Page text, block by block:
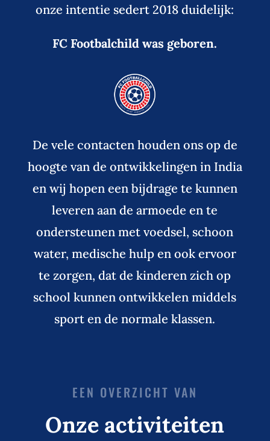
onze intentie sedert 2018 duidelijk:
FC Footbalchild was geboren.
De vele contacten houden ons op de
hoogte van de ontwikkelingen in India
en wij hopen een bijdrage te kunnen
leveren aan de armoede en te
ondersteunen met voedsel, schoon
water, medische hulp en ook ervoor
te zorgen, dat de kinderen zich op
school kunnen ontwikkelen middels
sport en de normale klassen.
EEN OVERZICHT VAN
Onze activiteiten